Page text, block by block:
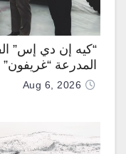
“كيه إن دي إس”
المدرعة “غريفون” رقم 1000 لخط
Aug 6, 2026